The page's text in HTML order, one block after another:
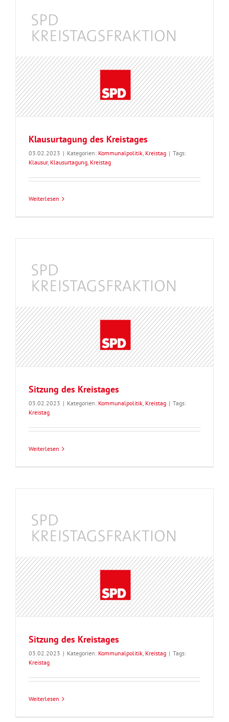
Klausurtagung des Kreistages
03.02.2023 | Kategorien: Kommunalpolitik, Kreistag | Tags:
Klausur, Klausurtagung, Kreistag
Weiterlesen
Sitzung des Kreistages
03.02.2023 | Kategorien: Kommunalpolitik, Kreistag | Tags:
Kreistag
Weiterlesen
Sitzung des Kreistages
03.02.2023 | Kategorien: Kommunalpolitik, Kreistag | Tags:
Kreistag
Weiterlesen